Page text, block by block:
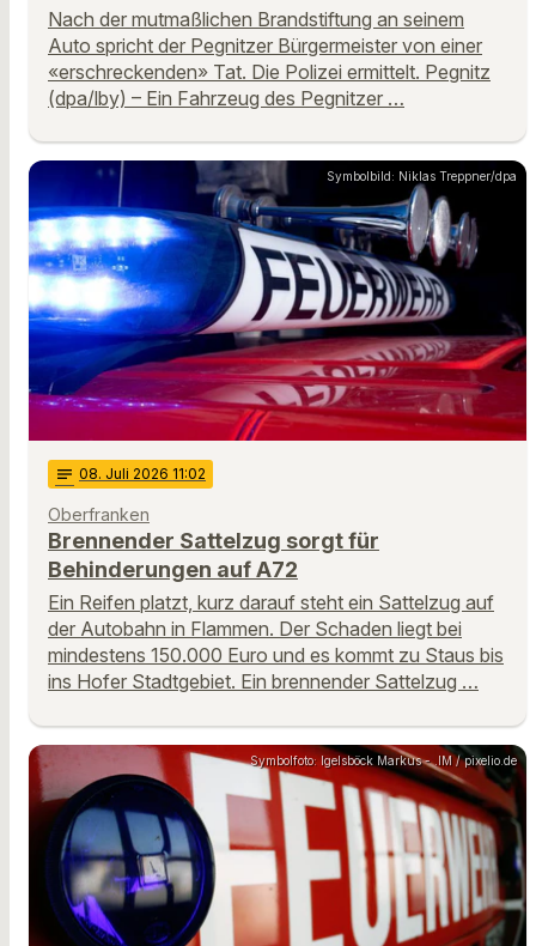
Nach der mutmaßlichen Brandstiftung an seinem
Auto spricht der Pegnitzer Bürgermeister von einer
«erschreckenden» Tat. Die Polizei ermittelt. Pegnitz
(dpa/lby) – Ein Fahrzeug des Pegnitzer …
Symbolbild: Niklas Treppner/dpa
notes 08. Juli 2026 11:02
Oberfranken
Brennender Sattelzug sorgt für
Behinderungen auf A72
Ein Reifen platzt, kurz darauf steht ein Sattelzug auf
der Autobahn in Flammen. Der Schaden liegt bei
mindestens 150.000 Euro und es kommt zu Staus bis
ins Hofer Stadtgebiet. Ein brennender Sattelzug …
Symbolfoto: Igelsböck Markus - .IM / pixelio.de